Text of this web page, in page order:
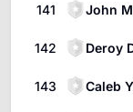
141
142
143